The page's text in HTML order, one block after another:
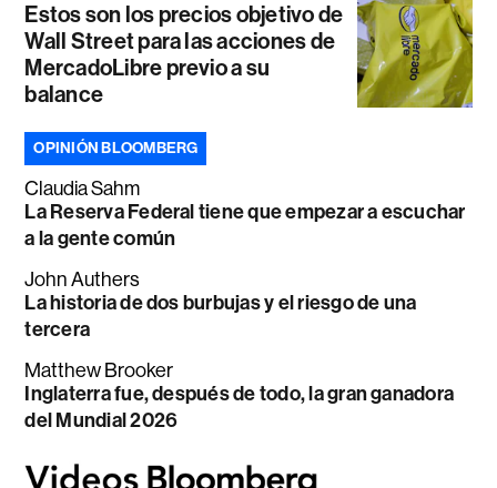
Estos son los precios objetivo de
Wall Street para las acciones de
MercadoLibre previo a su
balance
OPINIÓN BLOOMBERG
Claudia Sahm
La Reserva Federal tiene que empezar a escuchar
a la gente común
John Authers
La historia de dos burbujas y el riesgo de una
tercera
Matthew Brooker
Inglaterra fue, después de todo, la gran ganadora
del Mundial 2026